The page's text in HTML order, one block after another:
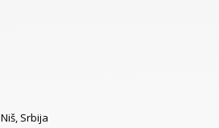
Srbija